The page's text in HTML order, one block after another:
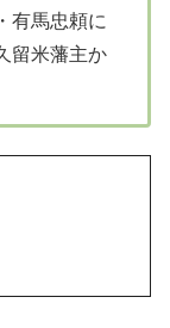
有馬忠頼に
留米藩主か